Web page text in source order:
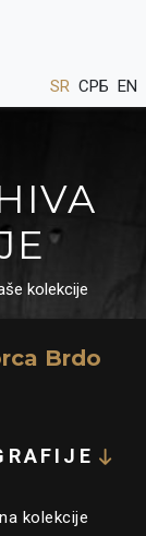
SR СРБ EN
kolekcije
Brdo
kolekcije